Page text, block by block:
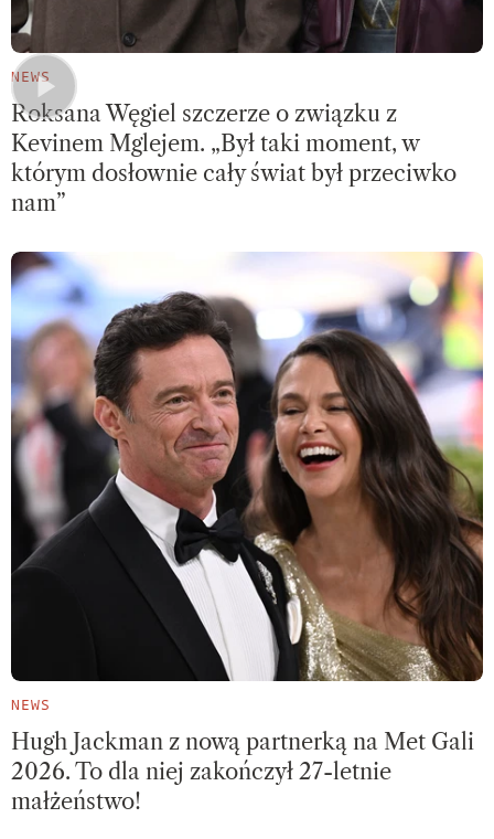
NEWS
Roksana Węgiel szczerze o związku z
Kevinem Mglejem. „Był taki moment, w
którym dosłownie cały świat był przeciwko
nam”
NEWS
Hugh Jackman z nową partnerką na Met Gali
2026. To dla niej zakończył 27-letnie
małżeństwo!